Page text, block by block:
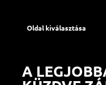
Oldal kiválasztása
A